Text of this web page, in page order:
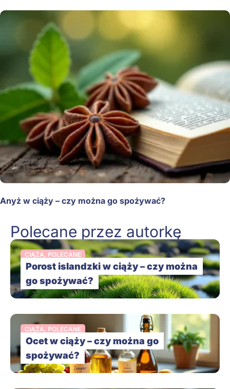
Anyż w ciąży – czy można go spożywać?
Polecane przez autorkę
CIĄŻA, POLECANE
Porost islandzki w ciąży – czy można
go spożywać?
CIĄŻA, POLECANE
Ocet w ciąży – czy można go
spożywać?